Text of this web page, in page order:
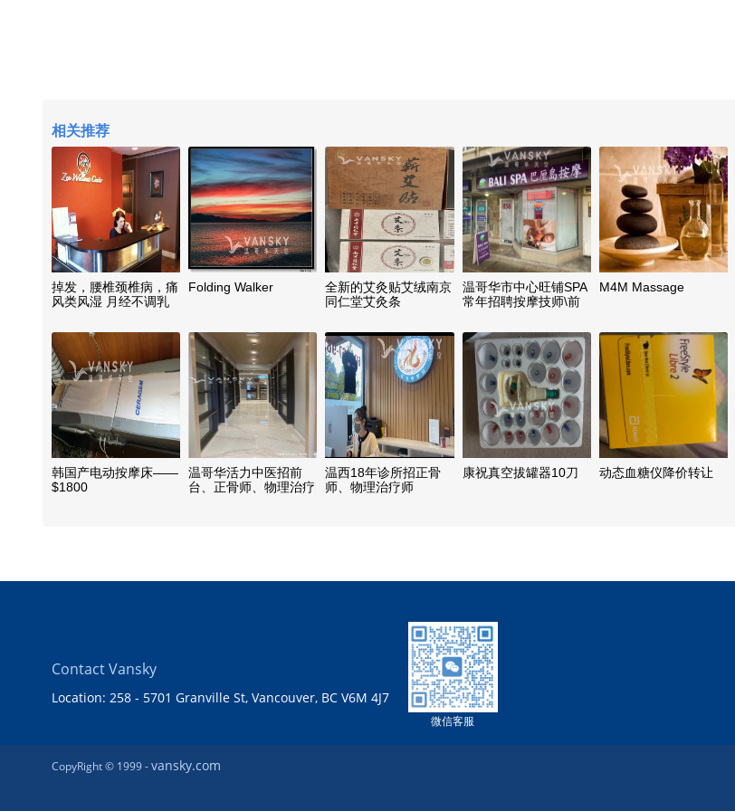
相关推荐
掉发，腰椎颈椎病，痛
风类风湿 月经不调乳
徐医生中医特效理疗
Folding Walker
全新的艾灸贴艾绒南京
同仁堂艾灸条
温哥华市中心旺铺SPA
常年招聘按摩技师\前
M4M Massage
韩国产电动按摩床——
$1800
温哥华活力中医招前
台、正骨师、物理治疗
温西18年诊所招正骨
师、物理治疗师
康祝真空拔罐器10刀 动态血糖仪降价转让
Contact Vansky
Location: 258 - 5701 Granville St, Vancouver, BC V6M 4J7
微信客服
CopyRight © 1999 -vansky.com